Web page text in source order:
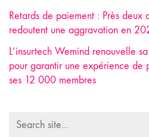
Retards de paiement : Près deux
redoutent une aggravation en
L’insurtech Wemind renouvelle
pour garantir une expérience de
ses 12 000 membres
Search